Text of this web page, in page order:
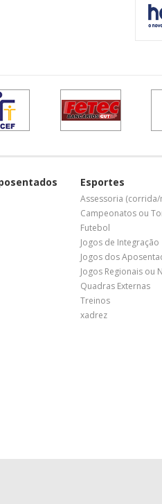
Esportes
Assessoria (corrida/
Campeonatos ou
Futebol
Jogos de Integração
Jogos dos
Jogos Regionais ou
Quadras Externas
Treinos
xadrez